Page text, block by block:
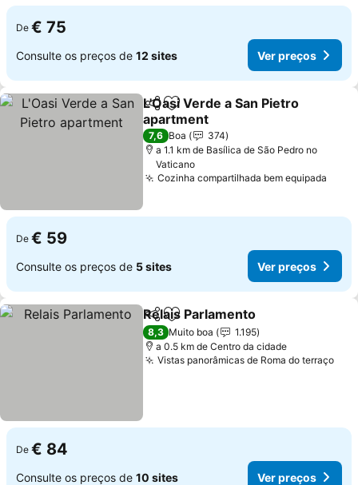
De € 75
Consulte os preços de 12 sites Ver preços
PartilharAdicionar aos favoritos
L'Oasi Verde a San Pietro
apartment
7,6 Boa
374
a 1.1 km de Basílica de São Pedro no
Vaticano
Cozinha compartilhada bem equipada
De € 59
Consulte os preços de 5 sites Ver preços
PartilharAdicionar aos favoritos
Relais Parlamento
8,3 Muito boa
1.195
a 0.5 km de Centro da cidade
Vistas panorâmicas de Roma do terraço
De € 84
Consulte os preços de 10 sites Ver preços